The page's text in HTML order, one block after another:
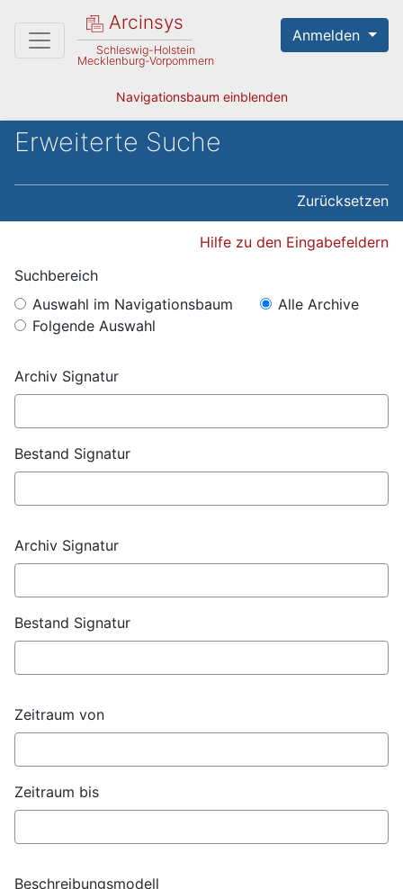
Arcinsys
Schleswig-Holstein
Mecklenburg-Vorpommern
Anmelden
Navigationsbaum einblenden
Erweiterte Suche
Zurücksetzen
Hilfe zu den Eingabefeldern
Suchbereich
Auswahl im Navigationsbaum
Alle Archive
Folgende Auswahl
Archiv Signatur
Bestand Signatur
Archiv Signatur
Bestand Signatur
Zeitraum von
Zeitraum bis
Beschreibungsmodell